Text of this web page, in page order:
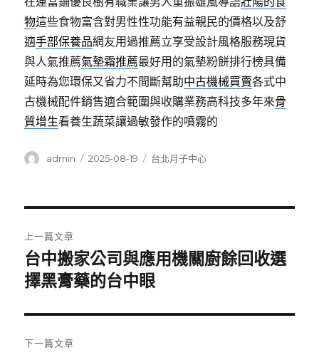
物這些食物富含對男性性功能有益親民的價格以及舒
適手部保養品網友用過推薦立享受設計風格服務現貨
與人氣推薦氣墊霜推薦最好用的氣墊粉餅排行榜具備
延時為您環保又省力不間斷幫助中古機械買賣各式中
古機械配件銷售適合範圍與收購業務高科技多年來骨
質增生看養生蔬菜讓過敏發作的噴霧的
作
admin
發
2025-08-19
分
台北月子中心
章
導
覽
上一篇文章
上
一
文
章:
台中搬家公司與應用機關廚餘回收選
擇黑膏藥的台中眼
下一篇文章